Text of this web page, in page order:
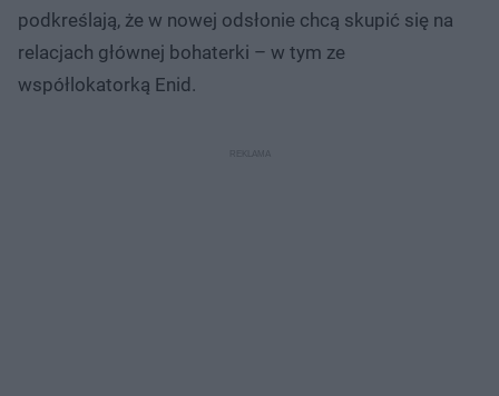
podkreślają, że w nowej odsłonie chcą skupić się na
relacjach głównej bohaterki – w tym ze
współlokatorką Enid.